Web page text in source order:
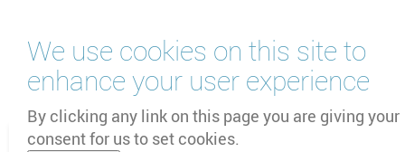
We use cookies on this site to
enhance your user experience
By clicking any link on this page you are giving your
consent for us to set cookies.
main
content
and